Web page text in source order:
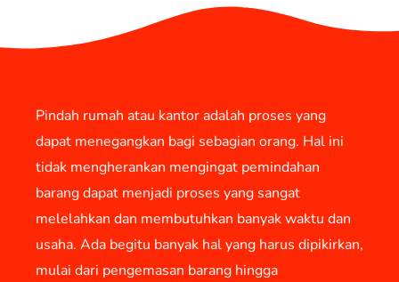
Pindah rumah atau kantor adalah proses yang
dapat menegangkan bagi sebagian orang. Hal ini
tidak mengherankan mengingat pemindahan
barang dapat menjadi proses yang sangat
melelahkan dan membutuhkan banyak waktu dan
usaha. Ada begitu banyak hal yang harus dipikirkan,
mulai dari pengemasan barang hingga